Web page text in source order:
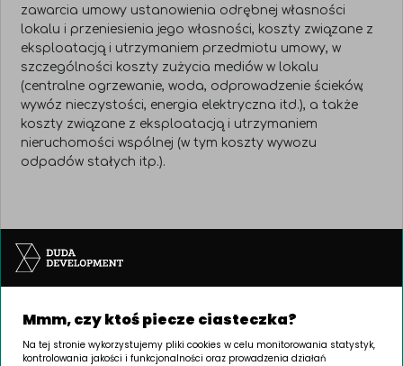
Mmm, czy ktoś piecze ciasteczka?
Na tej stronie wykorzystujemy pliki cookies w celu monitorowania statystyk,
kontrolowania jakości i funkcjonalności oraz prowadzenia działań
zawarcia umowy ustanowienia odrębnej własności
lokalu i przeniesienia jego własności, koszty związane z
eksploatacją i utrzymaniem przedmiotu umowy, w
szczególności koszty zużycia mediów w lokalu
(centralne ogrzewanie, woda, odprowadzenie ścieków,
wywóz nieczystości, energia elektryczna itd.), a także
koszty związane z eksploatacją i utrzymaniem
nieruchomości wspólnej (w tym koszty wywozu
odpadów stałych itp.).